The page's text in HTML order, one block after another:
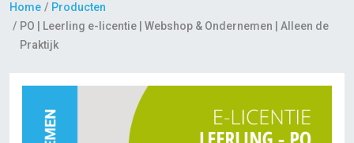
Home
Producten
PO | Leerling e-licentie | Webshop & Ondernemen | Alleen de
Praktijk